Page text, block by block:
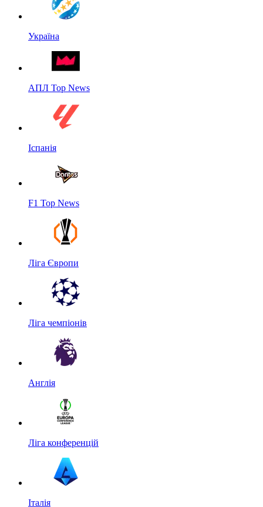
Україна
АПЛ Top News
Іспанія
F1 Top News
Ліга Європи
Ліга чемпіонів
Англія
Ліга конференцій
Італія